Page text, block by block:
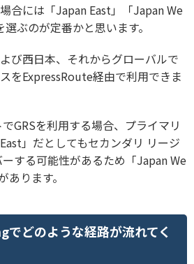
合には「Japan East」「Japan We
ぶのが定番かと思います。
び西日本、それからグローバルで
をExpressRoute経由で利用できま
GRSを利用する場合、プライマリ
」だとしてもセカンダリ リージ
する可能性があるため「Japan We
ります。
どのような経路が流れてく